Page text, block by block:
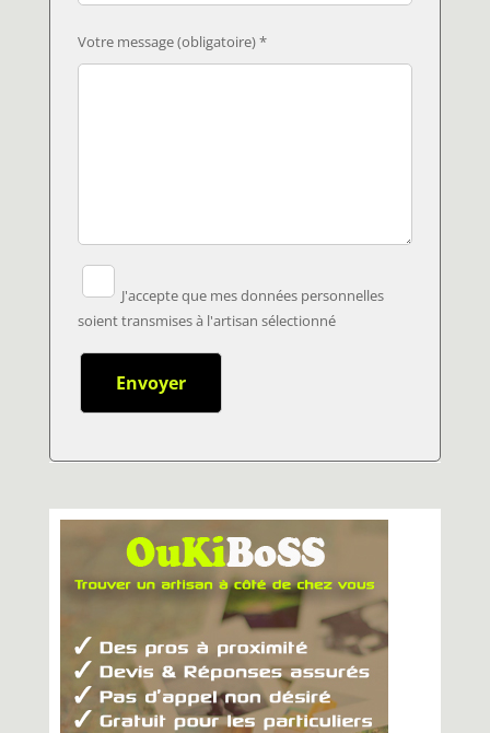
Votre message (obligatoire) *
J'accepte que mes données personnelles
soient transmises à l'artisan sélectionné